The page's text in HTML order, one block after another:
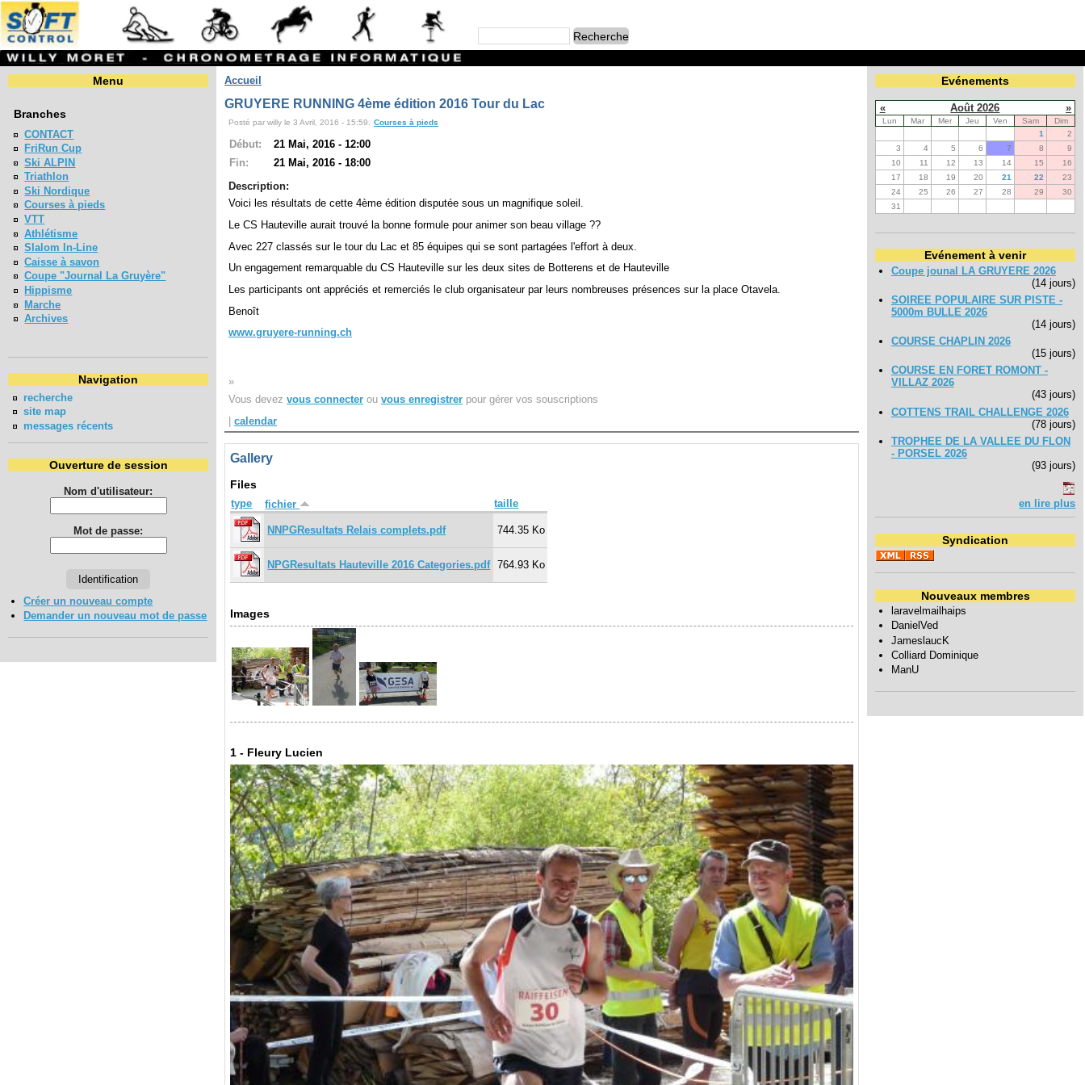
Menu
Branches
CONTACT
FriRun Cup
Ski ALPIN
Triathlon
Ski Nordique
Courses à pieds
VTT
Athlétisme
Slalom In-Line
Caisse à savon
Coupe "Journal La Gruyère"
Hippisme
Marche
Archives
Navigation
recherche
site map
messages récents
Ouverture de session
Nom d'utilisateur:
Mot de passe:
Créer un nouveau compte
Demander un nouveau mot de passe
Accueil
GRUYERE RUNNING 4ème édition 2016 Tour du Lac
Posté par willy le 3 Avril, 2016 - 15:59. Courses à pieds
Début:
21 Mai, 2016 - 12:00
Fin:
21 Mai, 2016 - 18:00
Description:
Voici les résultats de cette 4ème édition disputée sous un magnifique soleil.
Le CS Hauteville aurait trouvé la bonne formule pour animer son beau village ??
Avec 227 classés sur le tour du Lac et 85 équipes qui se sont partagées l'effort à deux.
Un engagement remarquable du CS Hauteville sur les deux sites de Botterens et de Hauteville
Les participants ont appréciés et remerciés le club organisateur par leurs nombreuses présences sur la place Otavela.
Benoît
www.gruyere-running.ch
»
Vous devez vous connecter ou vous enregistrer pour gérer vos souscriptions
| calendar
Gallery
Files
type fichier taille
NNPGResultats Relais complets.pdf 744.35 Ko
NPGResultats Hauteville 2016 Categories.pdf 764.93 Ko
Images
1 - Fleury Lucien
Evénements
« Août 2026 »
Lun Mar Mer Jeu Ven Sam
Dim
1
2
3
4 5 6 7 8
9
10
11 12 13 14 15
16
17
18 19 20 21 22
23
24
25 26 27 28 29
30
31
Evénement à venir
Coupe jounal LA GRUYERE 2026
(14 jours)
SOIREE POPULAIRE SUR PISTE -
5000m BULLE 2026
(14 jours)
COURSE CHAPLIN 2026
(15 jours)
COURSE EN FORET ROMONT -
VILLAZ 2026
(43 jours)
COTTENS TRAIL CHALLENGE 2026
(78 jours)
TROPHEE DE LA VALLEE DU FLON
- PORSEL 2026
(93 jours)
en lire plus
Syndication
Nouveaux membres
laravelmailhaips
DanielVed
JameslaucK
Colliard Dominique
ManU